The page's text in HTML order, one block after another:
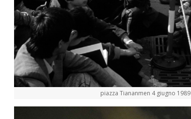
piazza Tiananmen 4 giugno 1989